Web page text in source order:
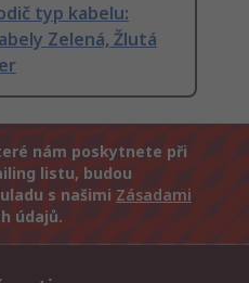
typ kabelu:
Zelená, Žlutá
nám poskytnete při
listu, budou
s našimi Zásadami
údajů.